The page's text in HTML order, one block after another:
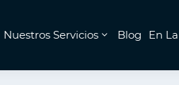
Nuestros Servicios Blog En